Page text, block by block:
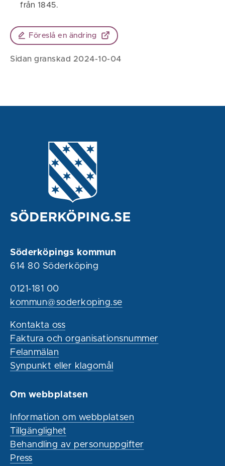
från 1845.
Föreslå en ändring
Sidan granskad 2024-10-04
Söderköpings kommun
614 80 Söderköping
0121-181 00
kommun@soderkoping.se
Kontakta oss
Faktura och organisationsnummer
Felanmälan
Synpunkt eller klagomål
Om webbplatsen
Information om webbplatsen
Tillgänglighet
Behandling av personuppgifter
Press